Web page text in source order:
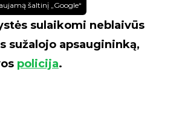
šaltinį „Google“
sulaikomi neblaivūs
sužalojo apsaugininką,
policija.